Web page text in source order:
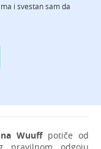
i svestan sam da
Wuuffpotiče od
pravilnom odgoju